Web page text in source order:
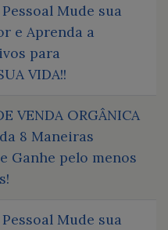
Mude sua
e Aprenda a
para
VIDA!!
VENDA ORGÂNICA
8 Maneiras
Ganhe pelo menos
Mude sua